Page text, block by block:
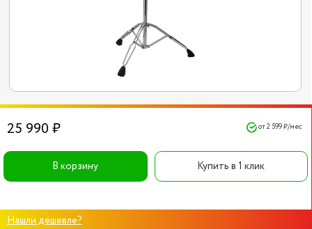
25 990 ₽ от 2 599 ₽/мес
В корзину Купить в 1 клик
Нашли дешевле?